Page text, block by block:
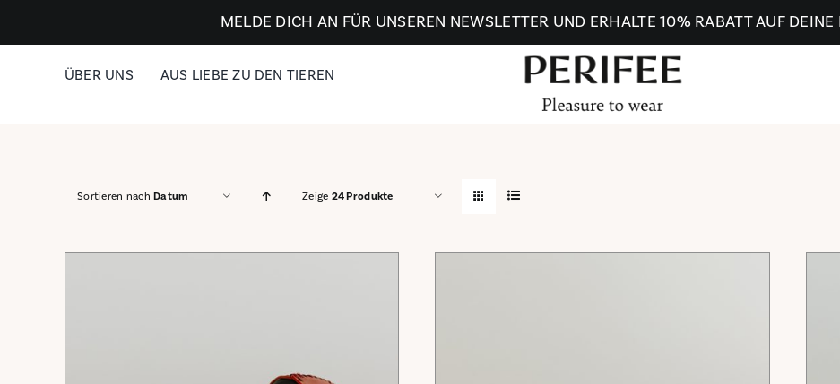
MELDE DICH AN FÜR UNSEREN NEWSLETTER UND ERHALTE 10% RABATT AUF DEINE
ÜBER UNS AUS LIEBE ZU DEN TIEREN
Sortieren nachDatum Zeige 24 Produkte